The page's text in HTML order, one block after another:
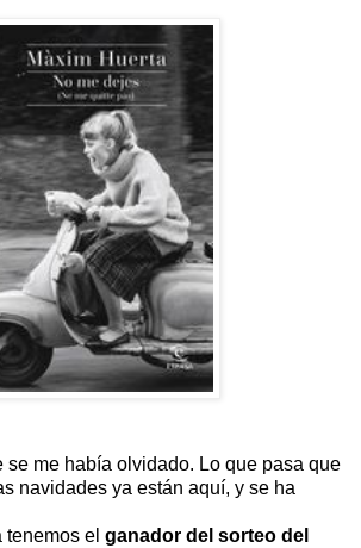
se me había olvidado. Lo que pasa que
navidades ya están aquí, y se ha
tenemos el ganador del sorteo del